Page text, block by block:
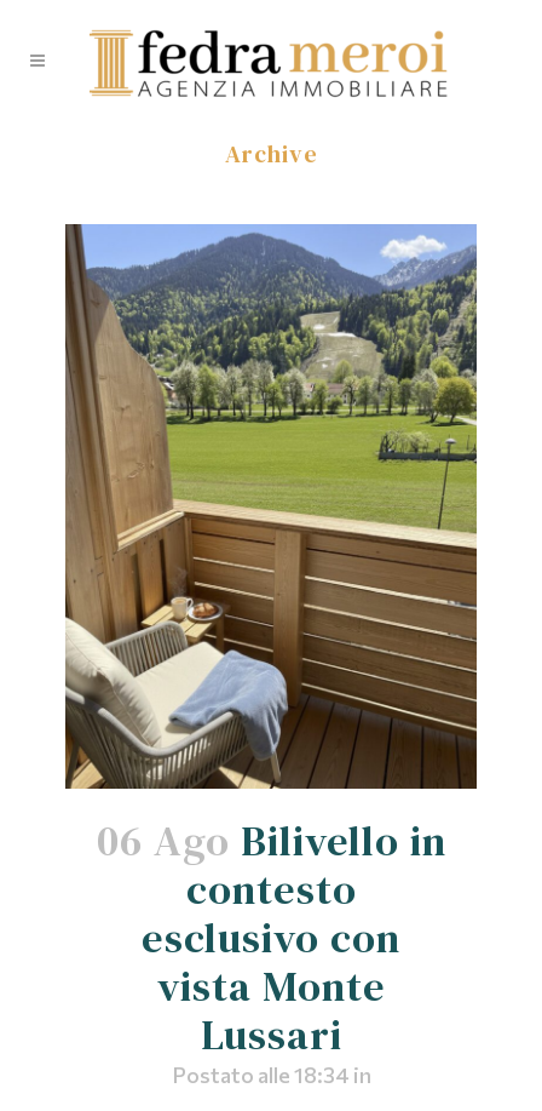
Archive
06 Ago Bilivello in
contesto
esclusivo con
vista Monte
Lussari
Postato alle 18:34 in